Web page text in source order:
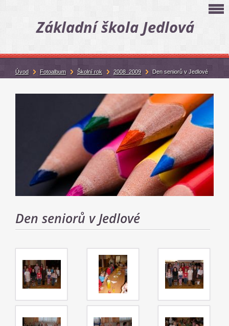
Základní škola Jedlová
Den seniorů v Jedlové
Úvod Fotoalbum Školní rok 2008_2009 Den seniorů v Jedlové